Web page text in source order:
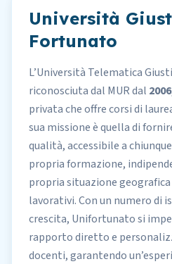
Università
Fortunato
L’Università Telematica
riconosciuta dal MUR dal 2006
privata che offre corsi di
sua missione è quella di
qualità, accessibile a
propria formazione,
propria situazione
lavorativi. Con un numero di
crescita, Unifortunato si
rapporto diretto e
docenti, garantendo